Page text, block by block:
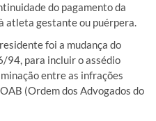
do pagamento da
atleta gestante ou puérpera.
foi a mudança do
94, para incluir o assédio
entre as infrações
(Ordem dos Advogados do